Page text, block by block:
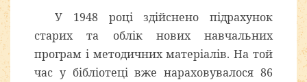
У 1948 році здійснено підрахунок
старих та облік нових навчальних
програм і методичних матеріалів. На той
час у бібліотеці вже нараховувалося 86